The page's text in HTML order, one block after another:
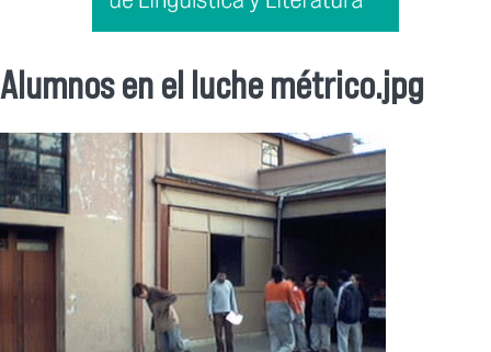
Alumnos en el luche métrico.jpg